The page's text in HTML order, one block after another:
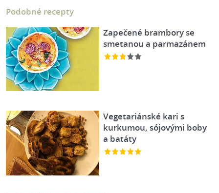
Podobné recepty
Zapečené brambory se
smetanou a parmazánem
Vegetariánské kari s
kurkumou, sójovými boby
a batáty